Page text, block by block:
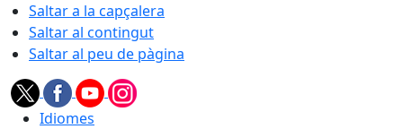
Saltar a la capçalera
Saltar al contingut
Saltar al peu de pàgina
Idiomes